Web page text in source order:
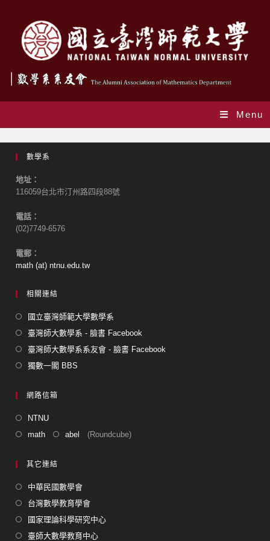
Menu
數學系
地址：
116059台北市汀州路四段88號
電話：
(02)7749-6576
電郵：
math (at) ntnu.edu.tw
相關連結
國立臺灣師範大學數學系
臺灣師大數學系 - 臉書 Facebook
臺灣師大數學系系友會 - 臉書 Facebook
獨數一閣 BBS
網路信箱
NTNU
math
abel (Roundcube)
其它連結
中華民國數學會
台灣數學教育學會
國家理論科學研究中心
臺師大數學教育中心